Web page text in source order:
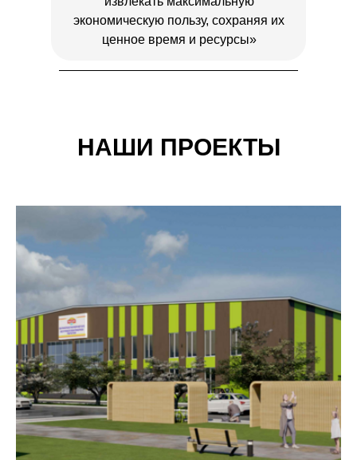
экономическую пользу, сохраняя их
ценное время и ресурсы»
НАШИ ПРОЕКТЫ